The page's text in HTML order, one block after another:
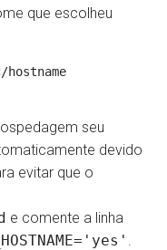
que escolheu
seu
devido
evitar que o
e comente a linha
.